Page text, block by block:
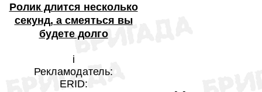
Ролик длится несколько
секунд, а смеяться вы
будете долго
i
Рекламодатель:
ERID: